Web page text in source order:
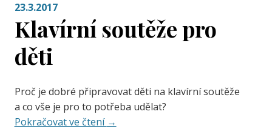
23.3.2017
Klavírní soutěže pro
děti
Proč je dobré připravovat děti na klavírní soutěže
a co vše je pro to potřeba udělat?
Pokračovat ve čtení →